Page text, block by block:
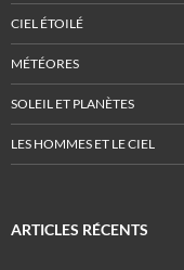
CIEL ÉTOILÉ
MÉTÉORES
SOLEIL ET PLANÈTES
LES HOMMES ET LE CIEL
ARTICLES RÉCENTS